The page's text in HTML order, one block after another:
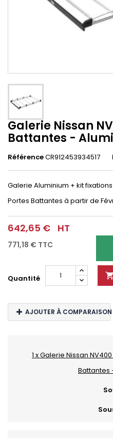
Galerie Nissan
Battantes -
RéférenceCR912453934517
Galerie Aluminium + kit
Portes Battantes à partir de
642,65 € HT
771,18 € TTC
Quantité 
AJOUTER À COMPARAISON
1 x Galerie Nissan NV400
Battantes